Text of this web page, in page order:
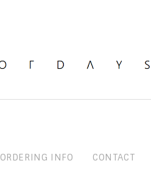
ORDERING INFO CONTACT